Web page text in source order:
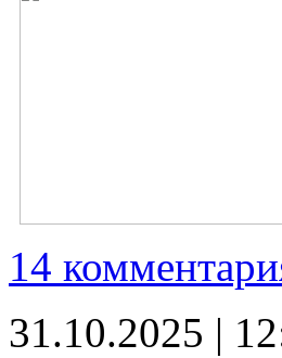
14
31.10.2025 |